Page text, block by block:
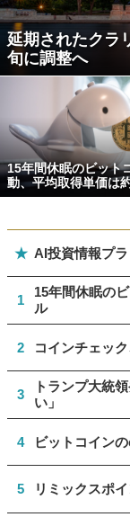
延期されたクラ
旬に調整へ
15年間休眠のビット
動、平均取得単価は
★ AI投資情報プ
1
15年間休眠の
ル
2 コインチェッ
3
トランプ大統
い」
4 ビットコイン
5 リミックスポ